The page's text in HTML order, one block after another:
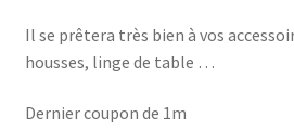
Il se prêtera très bien à vos
housses, linge de table …
Dernier coupon de 1m